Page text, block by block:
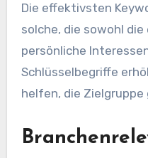
Die effektivsten
solche, die sowohl
persönliche
Schlüsselbegriffe
helfen, die